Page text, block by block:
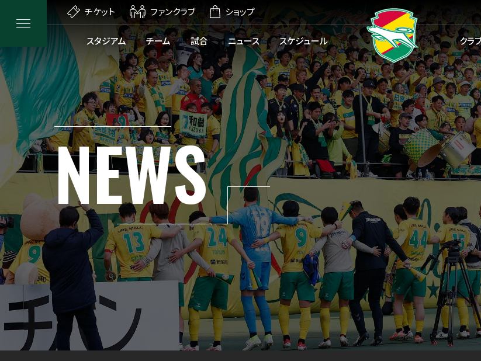
チケット ファンクラブ ショップ
スタジアム チーム 試合 ニュース スケジュール クラ
NEWS